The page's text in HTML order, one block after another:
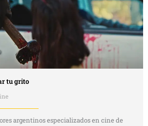
tu grito
argentinos especializados en cine de